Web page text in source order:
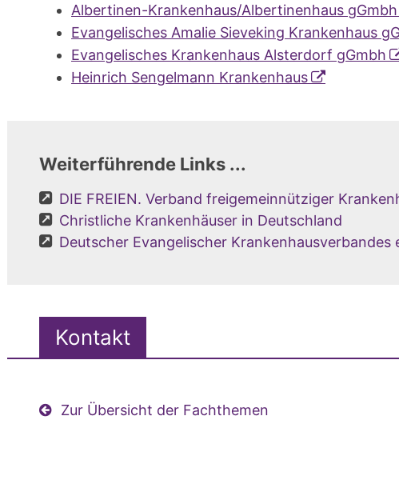
Albertinen-Krankenhaus/Albertinenhaus gGmbh
Evangelisches Amalie Sieveking Krankenhaus
Evangelisches Krankenhaus Alsterdorf gGmbh
Heinrich Sengelmann Krankenhaus
Weiterführende Links ...
DIE FREIEN. Verband freigemeinnütziger
Christliche Krankenhäuser in Deutschland
Deutscher Evangelischer Krankenhausverbandes
Kontakt
Zur Übersicht der Fachthemen